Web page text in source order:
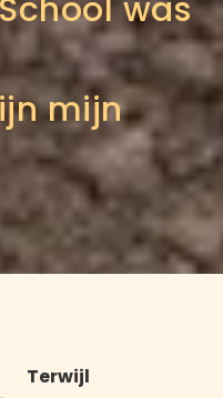
was
mijn
Terwijl